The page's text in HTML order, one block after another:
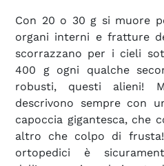
Con 20 o 30 g si muore
organi interni e fratture
scorrazzano per i cieli
400 g ogni qualche
robusti, questi alieni!
descrivono sempre con
capoccia gigantesca, che
altro che colpo di
ortopedici è